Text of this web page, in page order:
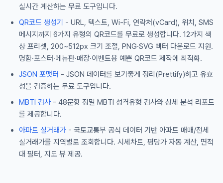
실시간 계산하는 무료 도구입니다.
QR코드 생성기 - URL, 텍스트, Wi-Fi, 연락처(vCard), 위치, SMS
메시지까지 6가지 유형의 QR코드를 무료로 생성합니다. 12가지 색
상 프리셋, 200~512px 크기 조절, PNG·SVG 벡터 다운로드 지원.
명함·포스터·메뉴판·매장·이벤트용 예쁜 QR코드 제작에 최적화.
JSON 포맷터 - JSON 데이터를 보기좋게 정리(Prettify)하고 유효
성을 검증하는 무료 도구입니다.
MBTI 검사 - 48문항 정밀 MBTI 성격유형 검사와 상세 분석 리포트
를 제공합니다.
아파트 실거래가 - 국토교통부 공식 데이터 기반 아파트 매매/전세
실거래가를 지역별로 조회합니다. 시세차트, 평당가 자동 계산, 면적
대 필터, 지도 뷰 제공.